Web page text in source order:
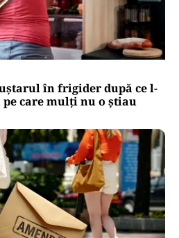
în frigider după ce l-
pe care mulți nu o știau